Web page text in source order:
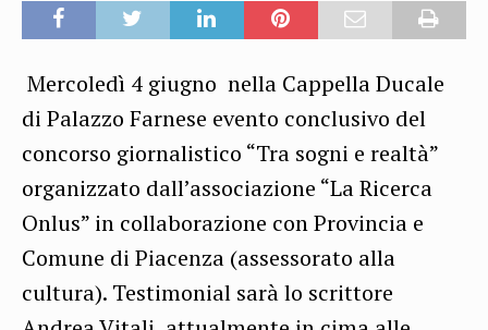
Mercoledì 4 giugno nella Cappella Ducale
di Palazzo Farnese evento conclusivo del
concorso giornalistico “Tra sogni e realtà”
organizzato dall’associazione “La Ricerca
Onlus” in collaborazione con Provincia e
Comune di Piacenza (assessorato alla
cultura). Testimonial sarà lo scrittore